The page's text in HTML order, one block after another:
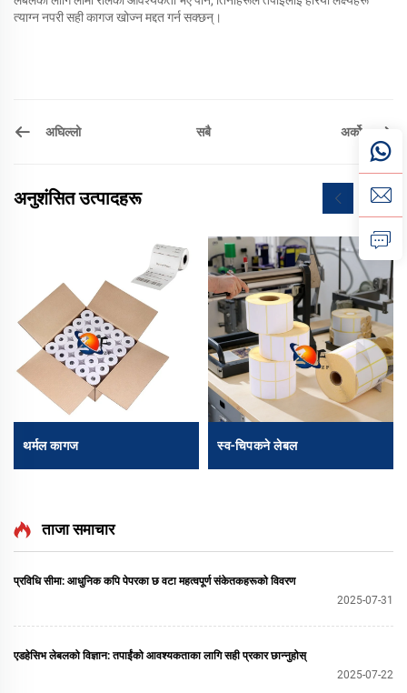
त्याग्न नपरी सही कागज खोज्न मद्दत गर्न सक्छन्।
अघिल्लो सबै अर्को
अनुशंसित उत्पादहरू
थर्मल कागज स्व-चिपकने लेबल
ताजा समाचार
प्रविधि सीमा: आधुनिक कपि पेपरका छ वटा महत्वपूर्ण संकेतकहरूको विवरण
2025-07-31
एडहेसिभ लेबलको विज्ञान: तपाईंको आवश्यकताका लागि सही प्रकार छान्नुहोस्
2025-07-22